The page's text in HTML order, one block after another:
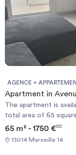
AGENCE
Apartment in
The apartment is
total area of 65
bathroom(s). . It also
included in the
65 m² - 1750 €CC
13014 Marseille 14